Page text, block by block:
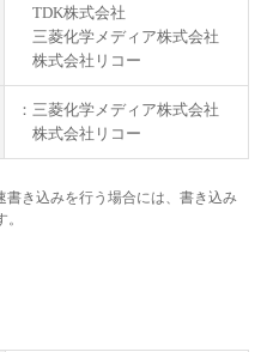
TDK株式会社
三菱化学メディア株式会社
株式会社リコー
：三菱化学メディア株式会社
株式会社リコー
き込みを行う場合には、書き込み